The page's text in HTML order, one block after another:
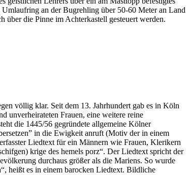
an der Bugrehling über 50-60 Meter an Land
über die Pinne im Achterkastell gesteuert werden.
völlig klar. Seit dem 13. Jahrhundert gab es in Köln
unverheirateten Frauen, eine weitere reine
die 1445/56 gegründete allgemeine Kölner
in die Ewigkeit anruft (Motiv der in einem
Liedtext für ein Männern wie Frauen, Klerikern
krige des hemels porz“. Der Liedtext spricht der
durchaus größer als die Mariens. So wurde
heißt es in einem barocken Liedtext. Bildliche